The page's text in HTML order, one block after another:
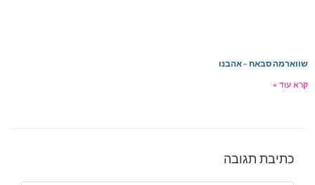
שווארמה סבאח – אהבנו
קרא עוד »
כתיבת תגובה